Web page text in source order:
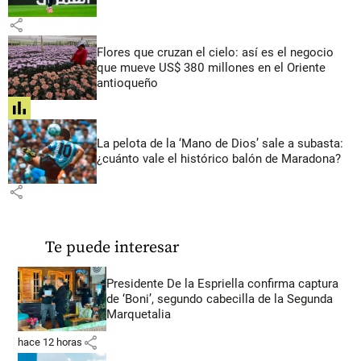
share
Flores que cruzan el cielo: así es el negocio
que mueve US$ 380 millones en el Oriente
antioqueño
share
La pelota de la ‘Mano de Dios’ sale a subasta:
¿cuánto vale el histórico balón de Maradona?
share
Te puede interesar
Presidente De la Espriella confirma captura
de ‘Boni’, segundo cabecilla de la Segunda
Marquetalia
hace 12 horas share